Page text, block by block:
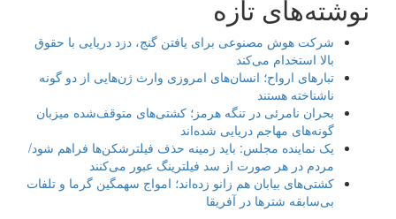
نوشته‌های تازه
شرکت هوش مصنوعی برای یافتن گنج، دزد دریایی با حقوق
بالا استخدام می‌کند
تبارهای ارواح؛ انسان‌های امروزی وارث ژن‌هایی از دو گونه
ناشناخته هستند
بحران نامرئی در تنگه هرمز؛ کشتی‌های متوقف‌شده میزبان
گونه‌های مهاجم دریایی شده‌اند
یک نماینده مجلس: باید زمینه حذف فیلترشکن‌ها فراهم شود/
مردم در هر صورت از سد فیلترینگ عبور می‌کنند
کشتی‌های بیابان هم زانو زده‌اند؛ امواج سهمگین گرما و تلفات
بی‌سابقه شترها در آفریقا